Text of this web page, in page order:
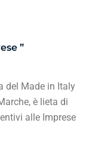
”
del Made in Italy
è lieta di
alle Imprese